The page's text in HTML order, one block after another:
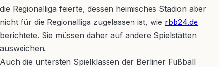
die Regionalliga feierte, dessen heimisches Stadion aber
nicht für die Regionalliga zugelassen ist, wie rbb24.de
berichtete. Sie müssen daher auf andere Spielstätten
ausweichen.
Auch die untersten Spielklassen der Berliner Fußball